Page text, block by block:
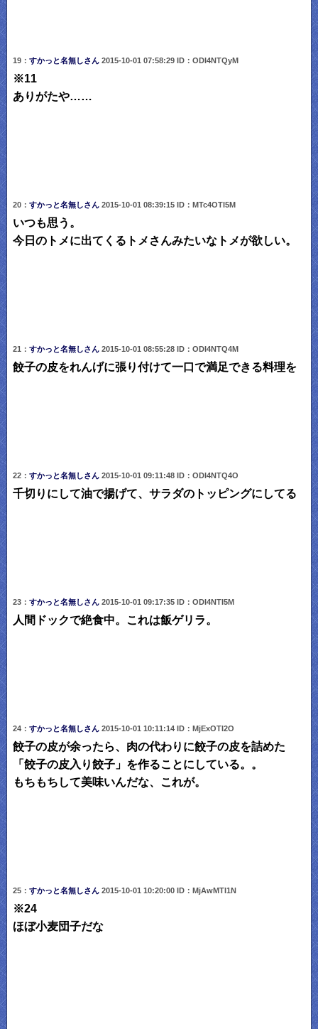
19： すかっと名無しさん 2015-10-01 07:58:29 ID：ODI4NTQyM
※11
ありがたや……
20： すかっと名無しさん 2015-10-01 08:39:15 ID：MTc4OTI5M
いつも思う。
今日のトメに出てくるトメさんみたいなトメが欲しい。
21： すかっと名無しさん 2015-10-01 08:55:28 ID：ODI4NTQ4M
餃子の皮をれんげに張り付けて一口で満足できる料理を
22： すかっと名無しさん 2015-10-01 09:11:48 ID：ODI4NTQ4O
千切りにして油で揚げて、サラダのトッピングにしてる
23： すかっと名無しさん 2015-10-01 09:17:35 ID：ODI4NTI5M
人間ドックで絶食中。これは飯ゲリラ。
24： すかっと名無しさん 2015-10-01 10:11:14 ID：MjExOTI2O
餃子の皮が余ったら、肉の代わりに餃子の皮を詰めた
「餃子の皮入り餃子」を作ることにしている。。
もちもちして美味いんだな、これが。
25： すかっと名無しさん 2015-10-01 10:20:00 ID：MjAwMTI1N
※24
ほぼ小麦団子だな